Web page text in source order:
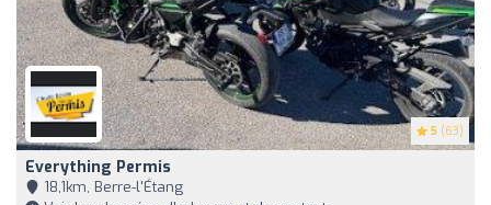
5 (63)
Everything Permis
18,1km, Berre-l'Étang